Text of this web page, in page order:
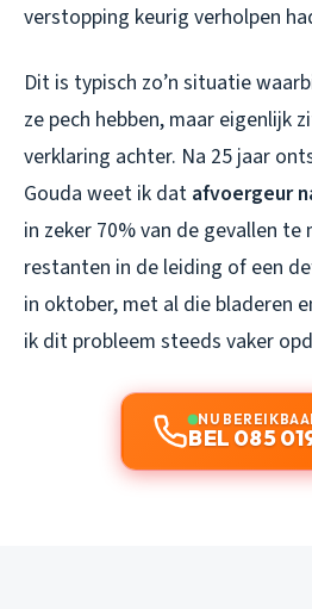
verstopping keurig verholpen
Dit is typisch zo’n situatie
ze pech hebben, maar eigenlijk
verklaring achter. Na 25 jaar
Gouda weet ik dat afvoergeur
in zeker 70% van de gevallen te
restanten in de leiding of een
in oktober, met al die bladeren
ik dit probleem steeds vaker
NU
BEL 085